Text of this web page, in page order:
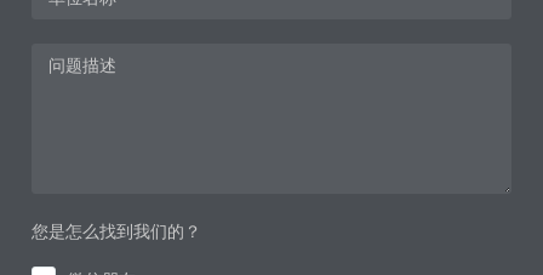
您是怎么找到我们的？